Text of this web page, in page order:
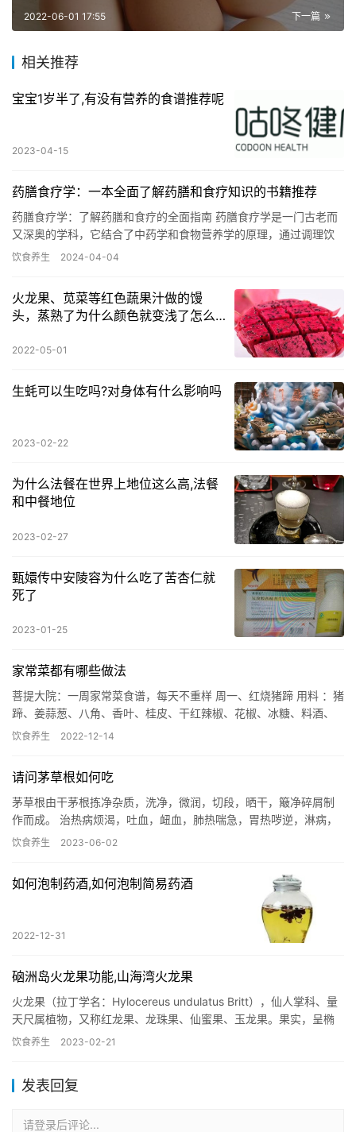
下一篇
2022-06-01 17:55
相关推荐
宝宝1岁半了,有没有营养的食谱推荐呢
2023-04-15
药膳食疗学：一本全面了解药膳和食疗知识的书籍推荐
药膳食疗学：了解药膳和食疗的全面指南 药膳食疗学是一门古老而
又深奥的学科，它结合了中药学和食物营养学的原理，通过调理饮
食来达到保健养生和治疗疾病的效果。对于关注健康的人来说，了
饮食养生 2024-04-04
火龙果、苋菜等红色蔬果汁做的馒
头，蒸熟了为什么颜色就变浅了怎么
2022-05-01
生蚝可以生吃吗?对身体有什么影响吗
2023-02-22
为什么法餐在世界上地位这么高,法餐
和中餐地位
2023-02-27
甄嬛传中安陵容为什么吃了苦杏仁就
死了
2023-01-25
家常菜都有哪些做法
菩提大院：一周家常菜食谱，每天不重样 周一、红烧猪蹄 用料 ：猪
蹄、姜蒜葱、八角、香叶、桂皮、干红辣椒、花椒、冰糖、料酒、
生抽、老抽 做法 ： 第一步、猪蹄洗净先焯水：猪蹄入冷水下…
饮食养生 2022-12-14
请问茅草根如何吃
茅草根由干茅根拣净杂质，洗净，微润，切段，晒干，簸净碎屑制
作而成。 治热病烦渴，吐血，衄血，肺热喘急，胃热哕逆，淋病，
小便不利，水肿，黄疸。茅根性寒，亦有消炎作用。那么茅草根怎
饮食养生 2023-06-02
如何泡制药酒,如何泡制简易药酒
2022-12-31
硇洲岛火龙果功能,山海湾火龙果
火龙果（拉丁学名：Hylocereus undulatus Britt），仙人掌科、量
天尺属植物，又称红龙果、龙珠果、仙蜜果、玉龙果。果实，呈椭
圆形，直径10-12厘米，外观为红色…
饮食养生 2023-02-21
发表回复
请登录后评论...